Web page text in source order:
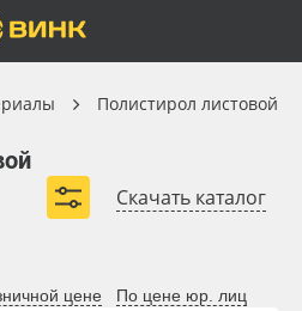
Полистирол листовой
Скачать каталог
цене По цене юр. лиц